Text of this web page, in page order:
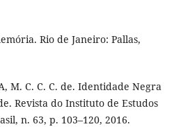
Rio de Janeiro: Pallas,
M. C. C. C. de. Identidade Negra
Revista do Instituto de Estudos
n. 63, p. 103–120, 2016.